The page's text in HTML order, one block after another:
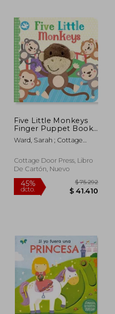
45%
dcto.
$
$
Five Little Monkeys
Finger Puppet Book
(en Inglés)
Ward, Sarah ; Cottage
Cottage Door Press, Libro
De Cartón, Nuevo